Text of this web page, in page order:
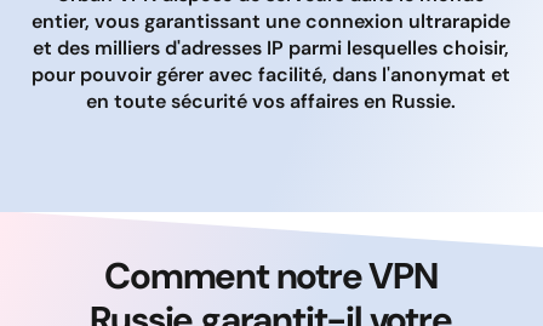
entier, vous garantissant une connexion ultrarapide
et des milliers d'adresses IP parmi lesquelles choisir,
pour pouvoir gérer avec facilité, dans l'anonymat et
en toute sécurité vos affaires en Russie.
Comment notre VPN